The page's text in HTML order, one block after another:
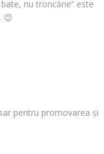
nu troncăne” este
😊
pentru promovarea și